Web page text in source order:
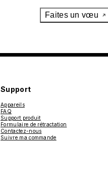
Faites un vœu
Support
Appareils
FAQ
Support produit
Formulaire de rétractation
Contactez-nous
Suivre ma commande